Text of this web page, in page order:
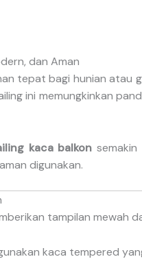
dan Aman
tepat bagi hunian atau
ini memungkinkan
kaca balkon
digunakan.
tampilan mewah
kaca tempered